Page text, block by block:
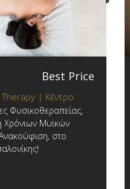
Best Price
| Κέντρο
Φυσικοθεραπείας,
Χρόνιων Μυϊκών
στο